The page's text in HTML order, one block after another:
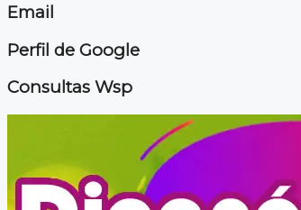
Email
Perfil de Google
Consultas Wsp